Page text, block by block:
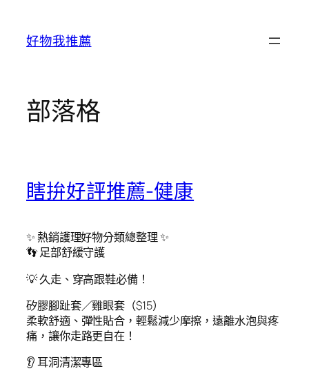
好物我推薦
部落格
瞎拚好評推薦-健康
✨ 熱銷護理好物分類總整理 ✨
👣 足部舒緩守護
💡 久走、穿高跟鞋必備！
矽膠腳趾套／雞眼套（$15）
柔軟舒適、彈性貼合，輕鬆減少摩擦，遠離水泡與疼
痛，讓你走路更自在！
👂 耳洞清潔專區